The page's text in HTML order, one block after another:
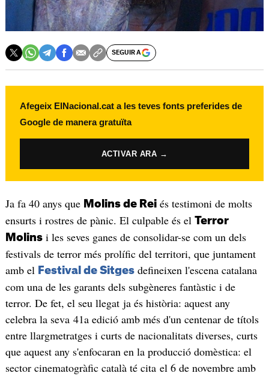
SEGUIR A
Afegeix ElNacional.cat a les teves fonts preferides de
Google de manera gratuïta
ACTIVAR ARA →
Ja fa 40 anys que Molins de Reiés testimoni de molts
ensurts i rostres de pànic. El culpable és el Terror
Molinsi les seves ganes de consolidar-se com un dels
festivals de terror més prolífic del territori, que juntament
amb el Festival de Sitgesdefineixen l'escena catalana
com una de les garants dels subgèneres fantàstic i de
terror. De fet, el seu llegat ja és història: aquest any
celebra la seva 41a edició amb més d'un centenar de títols
entre llargmetratges i curts de nacionalitats diverses, curts
que aquest any s'enfocaran en la producció domèstica: el
sector cinematogràfic català té cita el 6 de novembre amb